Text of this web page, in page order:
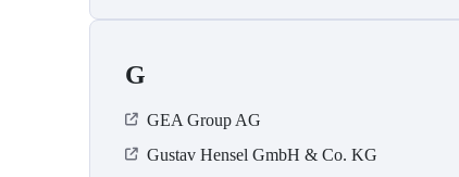
G
GEA Group AG
Gustav Hensel GmbH & Co. KG